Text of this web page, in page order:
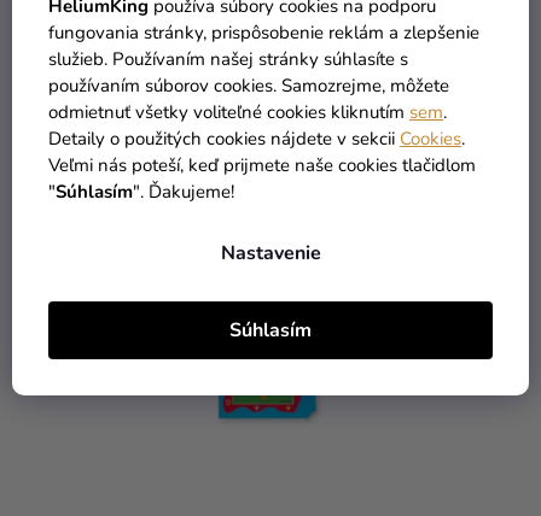
HeliumKing používa súbory cookies na podporu
fungovania stránky, prispôsobenie reklám a zlepšenie
služieb. Používaním našej stránky súhlasíte s
používaním súborov cookies. Samozrejme, môžete
odmietnuť všetky voliteľné cookies kliknutím sem.
Detaily o použitých cookies nájdete v sekcii Cookies.
Veľmi nás poteší, keď prijmete naše cookies tlačidlom
"Súhlasím". Ďakujeme!
Nastavenie
Súhlasím
3,69 €
DO KOŠÍKA